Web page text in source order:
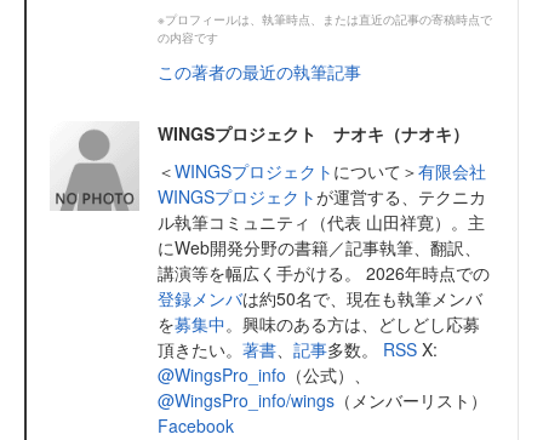
※プロフィールは、執筆時点、または直近の記事の寄稿時点で
の内容です
この著者の最近の執筆記事
WINGSプロジェクト ナオキ（ナオキ）
＜WINGSプロジェクト について＞有限会社
WINGSプロジェクトが運営する、テクニカ
ル執筆コミュニティ（代表 山田祥寛）。主
にWeb開発分野の書籍／記事執筆、翻訳、
講演等を幅広く手がける。 2026年時点での
登録メンバは約50名で、現在も執筆メンバ
を募集中。興味のある方は、どしどし応募
頂きたい。 著書、 記事多数。 RSS X:
@WingsPro_info （公式）、
@WingsPro_info/wings （メンバーリスト）
Facebook